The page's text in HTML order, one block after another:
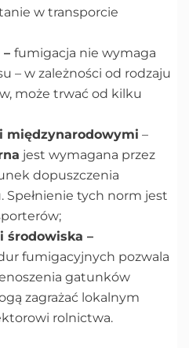
w transporcie
fumigacja nie wymaga
– w zależności od rodzaju
może trwać od kilku
międzynarodowymi –
jest wymagana przez
dopuszczenia
tych norm jest
środowiska –
fumigacyjnych pozwala
gatunków
zagrażać lokalnym
rolnictwa.